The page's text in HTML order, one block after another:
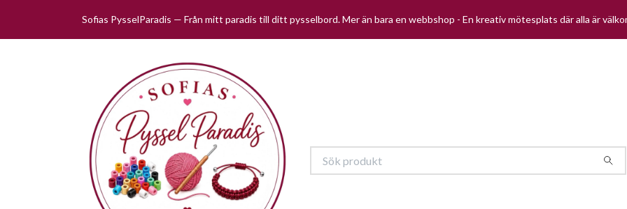
Sofias PysselParadis — Från mitt paradis till ditt pysselbord. Mer än bara en webbshop - En kreativ mötesplats där alla är